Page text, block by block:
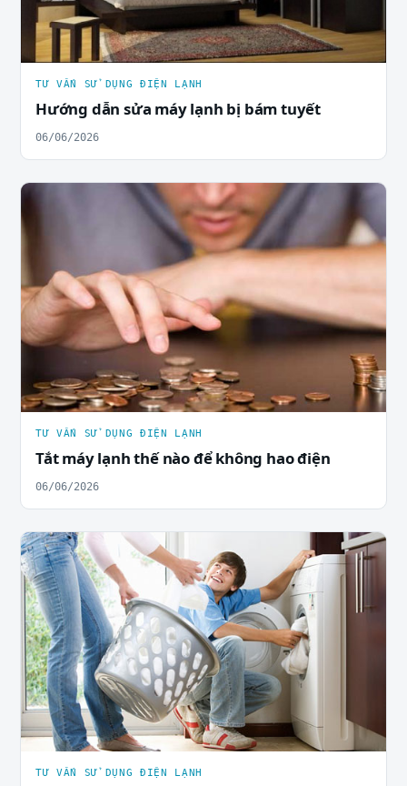
TƯ VẤN SỬ DỤNG ĐIỆN LẠNH
Hướng dẫn sửa máy lạnh bị bám tuyết
06/06/2026
TƯ VẤN SỬ DỤNG ĐIỆN LẠNH
Tắt máy lạnh thế nào để không hao điện
06/06/2026
TƯ VẤN SỬ DỤNG ĐIỆN LẠNH